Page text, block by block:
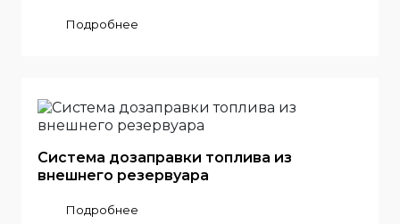
Подробнее
Система дозаправки топлива из
внешнего резервуара
Подробнее